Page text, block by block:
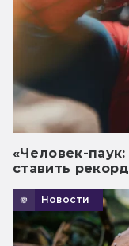
«Человек-
ставить
Новости